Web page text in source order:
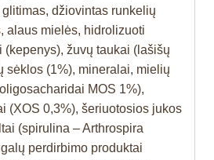
džiovintas runkelių
alaus mielės, hidrolizuoti
žuvų taukai (lašišų
sėklos (1%), mineralai, mielių
MOS 1%),
(XOS 0,3%), šeriuotosios jukos
(spirulina – Arthrospira
perdirbimo produktai